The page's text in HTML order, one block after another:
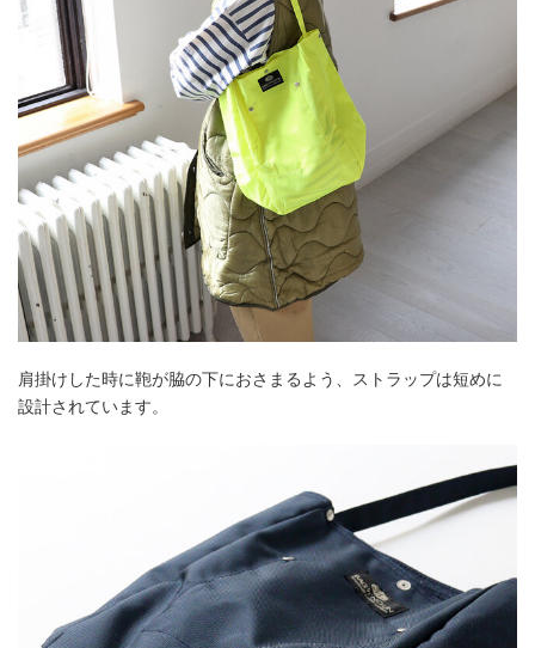
肩掛けした時に鞄が脇の下におさまるよう、ストラップは短めに
設計されています。